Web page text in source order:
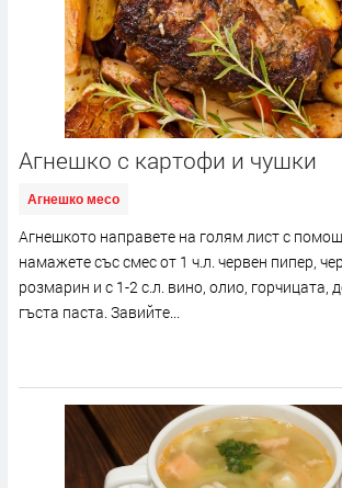
Агнешко с картофи и чушки
Агнешко месо
Агнешкото направете на голям лист с
намажете със смес от 1 ч.л. червен пипер,
розмарин и с 1-2 с.л. вино, олио, горчицата,
гъста паста. Завийте...